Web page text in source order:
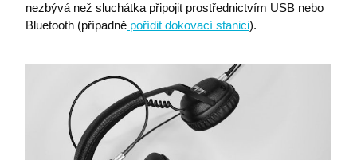
nezbývá než sluchátka připojit prostřednictvím USB nebo
Bluetooth (případně pořídit dokovací stanici).
I6COMMANDET eshop.premocz.eu
I6BASKETPRICE eshop.premocz.eu